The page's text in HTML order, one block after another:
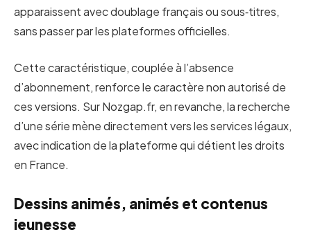
apparaissent avec doublage français ou sous‑titres,
sans passer par les plateformes officielles.
Cette caractéristique, couplée à l’absence
d’abonnement, renforce le caractère non autorisé de
ces versions. Sur Nozgap.fr, en revanche, la recherche
d’une série mène directement vers les services légaux,
avec indication de la plateforme qui détient les droits
en France.
Dessins animés, animés et contenus
jeunesse